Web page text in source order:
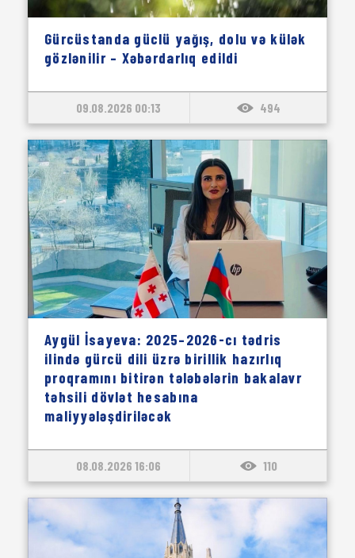
Gürcüstanda güclü yağış, dolu və külək
gözlənilir – Xəbərdarlıq edildi
09.08.2026 00:13 494
Aygül İsayeva: 2025–2026-cı tədris
ilində gürcü dili üzrə birillik hazırlıq
proqramını bitirən tələbələrin bakalavr
təhsili dövlət hesabına
maliyyələşdiriləcək
08.08.2026 16:06 110